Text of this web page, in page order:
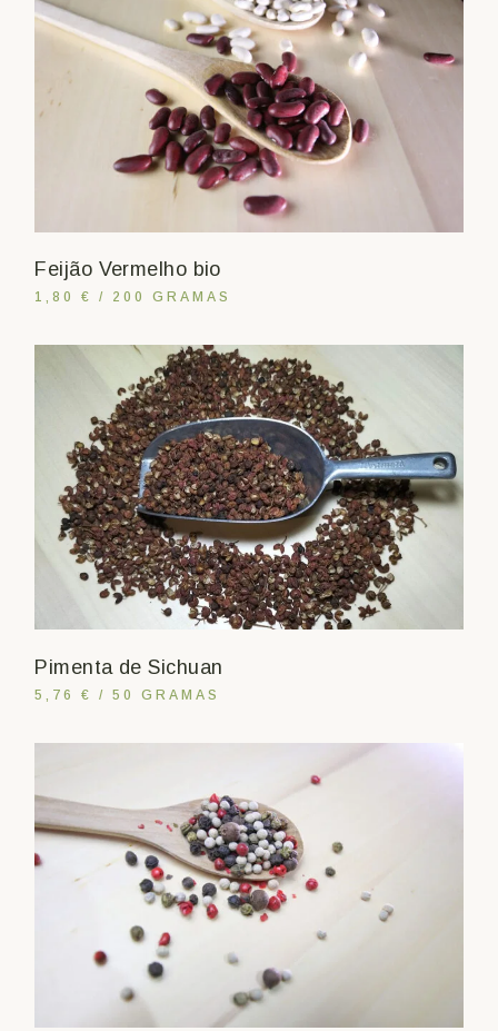
Feijão Vermelho bio
1,80 € / 200 GRAMAS
Pimenta de Sichuan
5,76 € / 50 GRAMAS